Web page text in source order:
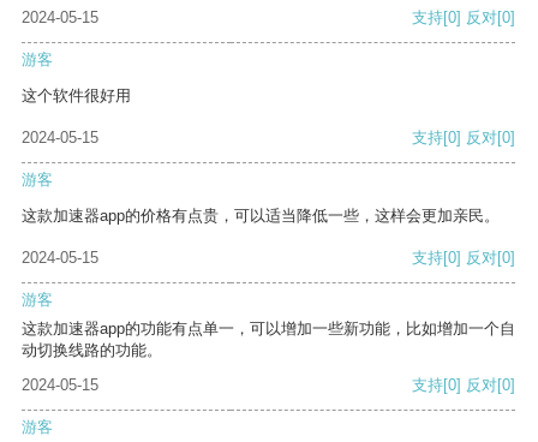
2024-05-15 支持[0] 反对[0]
游客
这个软件很好用
2024-05-15 支持[0] 反对[0]
游客
这款加速器app的价格有点贵，可以适当降低一些，这样会更加亲民。
2024-05-15 支持[0] 反对[0]
游客
这款加速器app的功能有点单一，可以增加一些新功能，比如增加一个自
动切换线路的功能。
2024-05-15
支持[0] 反对[0]
游客